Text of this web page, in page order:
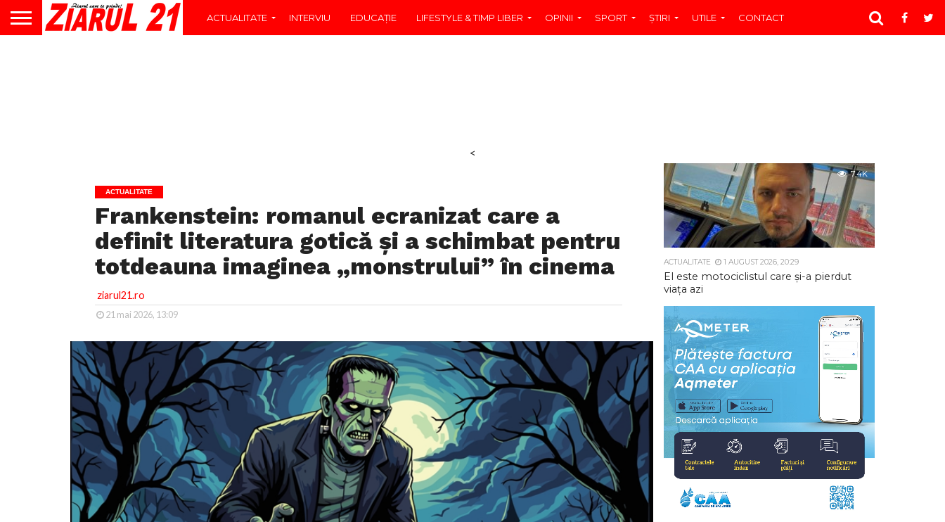
ACTUALITATE INTERVIU EDUCAŢIE LIFESTYLE & TIMP LIBER OPINII SPORT ŞTIRI UTILE CONTACT
<
ACTUALITATE
Frankenstein: romanul ecranizat care a
definit literatura gotică și a schimbat pentru
totdeauna imaginea „monstrului” în cinema
ziarul21.ro
21 mai 2026, 13:09
7.4K
ACTUALITATE 1 AUGUST 2026, 20:29
El este motociclistul care și-a pierdut
viața azi